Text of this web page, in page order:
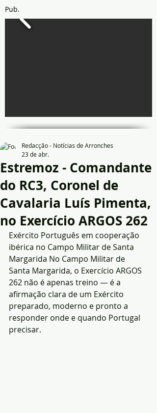
Pub.
Estremoz - Comandante
do RC3, Coronel de
Cavalaria Luís Pimenta,
no Exercício ARGOS 262
Redacção - Notícias de Arronches
23 de abr.
Exército Português em cooperação
ibérica no Campo Militar de Santa
Margarida No Campo Militar de
Santa Margarida, o Exercício ARGOS
262 não é apenas treino — é a
afirmação clara de um Exército
preparado, moderno e pronto a
responder onde e quando Portugal
precisar.